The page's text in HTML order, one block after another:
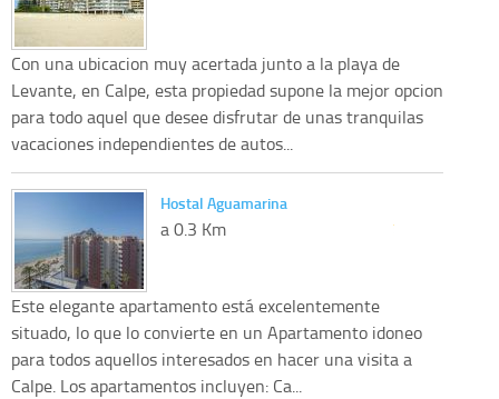
Con una ubicacion muy acertada junto a la playa de
Levante, en Calpe, esta propiedad supone la mejor opcion
para todo aquel que desee disfrutar de unas tranquilas
vacaciones independientes de autos...
Hostal Aguamarina
a 0.3 Km
Este elegante apartamento está excelentemente
situado, lo que lo convierte en un Apartamento idoneo
para todos aquellos interesados en hacer una visita a
Calpe. Los apartamentos incluyen: Ca...